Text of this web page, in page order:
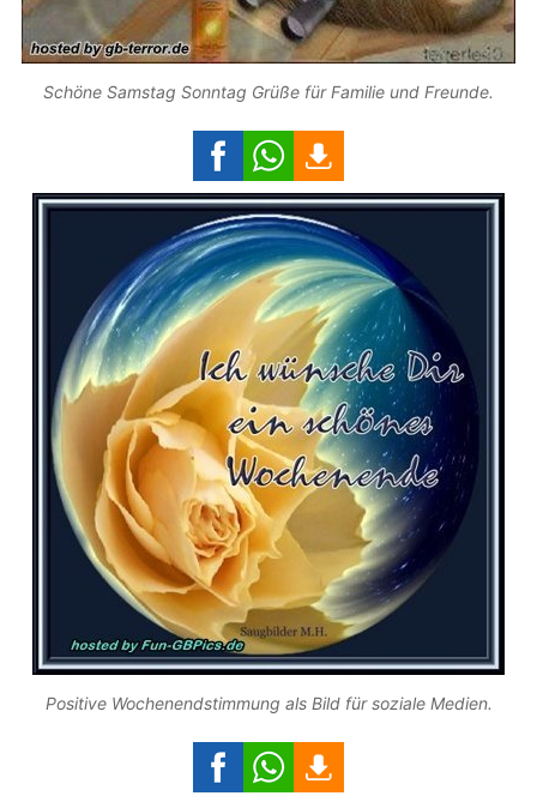
Schöne Samstag Sonntag Grüße für Familie und Freunde.
Positive Wochenendstimmung als Bild für soziale Medien.